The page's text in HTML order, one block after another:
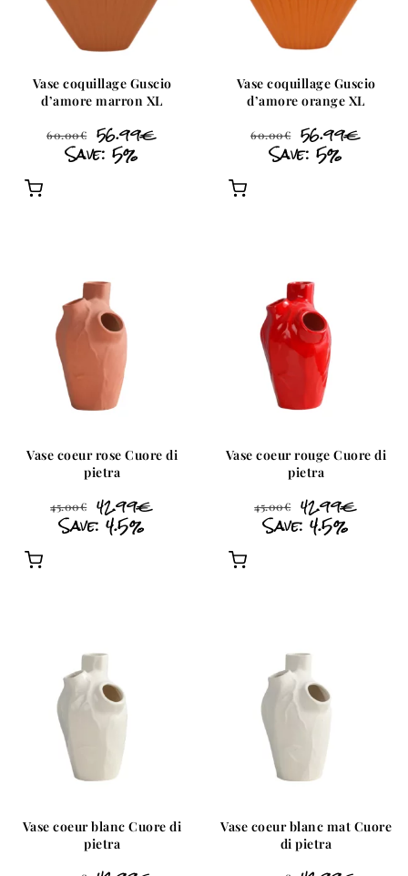
Vase coquillage Guscio
d’amore marron XL
60.00€ 56.99€
Save: 5%
Vase coquillage Guscio
d’amore orange XL
60.00€ 56.99€
Save: 5%
Vase coeur rose Cuore di
pietra
45.00€ 42.99€
Save: 4.5%
Vase coeur rouge Cuore di
pietra
45.00€ 42.99€
Save: 4.5%
Vase coeur blanc Cuore di
pietra
Vase coeur blanc mat Cuore
di pietra